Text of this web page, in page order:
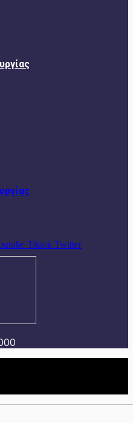
Tiktok Twitter